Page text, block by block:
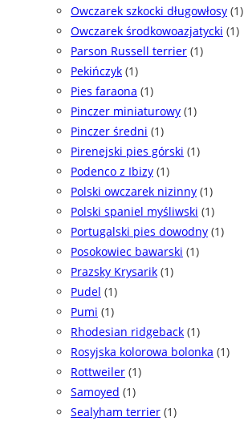
Owczarek szkocki długowłosy (1)
Owczarek środkowoazjatycki (1)
Parson Russell terrier (1)
Pekińczyk (1)
Pies faraona (1)
Pinczer miniaturowy (1)
Pinczer średni (1)
Pirenejski pies górski (1)
Podenco z Ibizy (1)
Polski owczarek nizinny (1)
Polski spaniel myśliwski (1)
Portugalski pies dowodny (1)
Posokowiec bawarski (1)
Prazsky Krysarik (1)
Pudel (1)
Pumi (1)
Rhodesian ridgeback (1)
Rosyjska kolorowa bolonka (1)
Rottweiler (1)
Samoyed (1)
Sealyham terrier (1)